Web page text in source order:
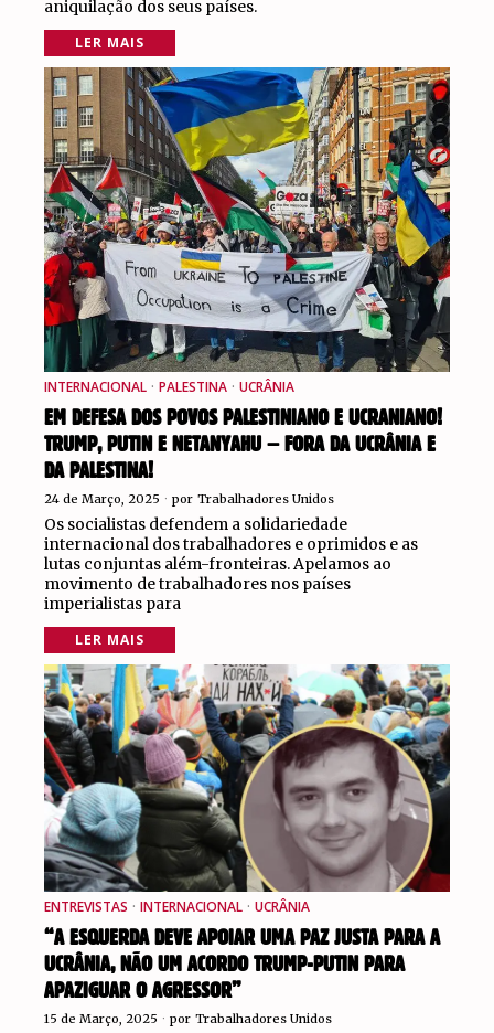
aniquilação dos seus países.
LER MAIS
INTERNACIONAL · PALESTINA · UCRÂNIA
EM DEFESA DOS POVOS PALESTINIANO E UCRANIANO!
TRUMP, PUTIN E NETANYAHU – FORA DA UCRÂNIA E
DA PALESTINA!
24 de Março, 2025 por Trabalhadores Unidos
Os socialistas defendem a solidariedade
internacional dos trabalhadores e oprimidos e as
lutas conjuntas além-fronteiras. Apelamos ao
movimento de trabalhadores nos países
imperialistas para
LER MAIS
ENTREVISTAS · INTERNACIONAL · UCRÂNIA
“A ESQUERDA DEVE APOIAR UMA PAZ JUSTA PARA A
UCRÂNIA, NÃO UM ACORDO TRUMP-PUTIN PARA
APAZIGUAR O AGRESSOR”
15 de Março, 2025 por Trabalhadores Unidos